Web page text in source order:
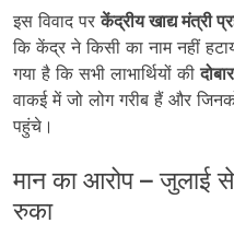
इस विवाद परकेंद्रीय खाद्य मंत्री
कि केंद्र ने किसी का नाम नहीं
गया है कि सभी लाभार्थियों की
वाकई में जो लोग गरीब हैं और
पहुंचे।
मान का आरोप – जुलाई
रुका